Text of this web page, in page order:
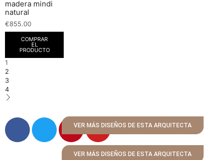
madera mindi
natural
€855.00
COMPRAR
EL
PRODUCTO
1
2
3
4
VER MÁS DISEÑOS DE ESTA ARQUITECTA
VER MÁS DISEÑOS DE ESTA ARQUITECTA